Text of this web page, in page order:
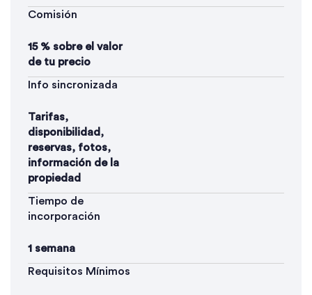
Comisión
15 % sobre el valor
de tu precio
Info sincronizada
Tarifas,
disponibilidad,
reservas, fotos,
información de la
propiedad
Tiempo de
incorporación
1 semana
Requisitos Mínimos